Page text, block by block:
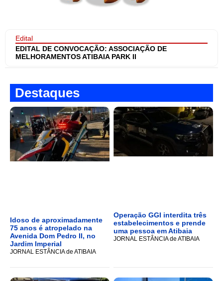
Edital
EDITAL DE CONVOCAÇÃO: ASSOCIAÇÃO DE
MELHORAMENTOS ATIBAIA PARK II
Destaques
Idoso de aproximadamente
75 anos é atropelado na
Avenida Dom Pedro II, no
Jardim Imperial
JORNAL ESTÂNCIA de ATIBAIA
Operação GGI interdita três
estabelecimentos e prende
uma pessoa em Atibaia
JORNAL ESTÂNCIA de ATIBAIA